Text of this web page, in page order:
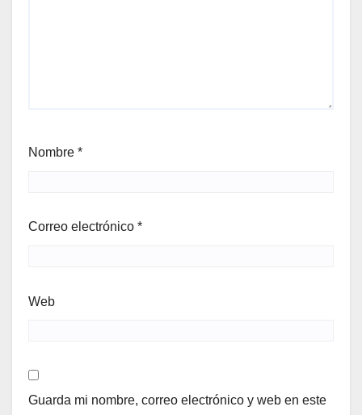
Nombre *
Correo electrónico *
Web
Guarda mi nombre, correo electrónico y web en este